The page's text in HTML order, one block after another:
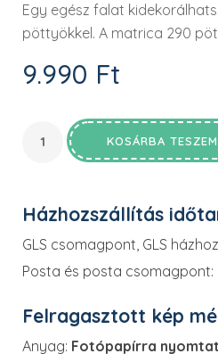
Egy egész falat
pöttyökkel. A matrica 290
9.990 Ft
KOSÁRBA TESZEM
Házhozszállítás
GLS csomagpont, GLS
Posta és posta csomagpont:
Felragasztott kép
Anyag: Fotópapírra